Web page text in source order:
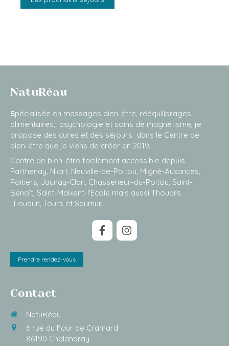
NatuRéau
Spécialisée en massages bien-être, rééquilibrages
alimentaires, psychologie et soins de magnétisme, je
propose des cures et des séjours dans le Centre de
bien-être que je viens de créer en 2019.
Centre de bien-être facilement accessible depuis
Parthenay, Niort, Neuville-de-Poitou, Migné-Auxances,
Poitiers, Jaunay-Clan, Chasseneuil-du-Poitou, Saint-
Benoît, Saint-Maixent-l'École mais aussi Thouars
, Loudun, Tours et Saumur.
Prendre rendez-vous
Contact
NatuRéau
6 rue du Four de Cramard
86190 Chalandray